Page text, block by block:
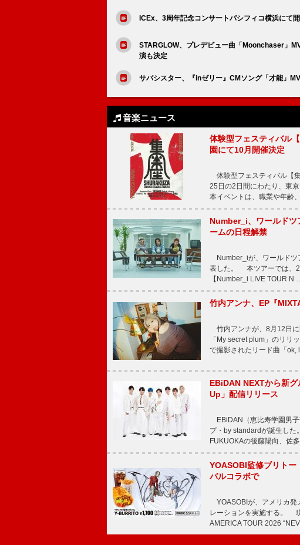
ICEx、3周年記念コンサートパシフィコ横浜にて
STARGLOW、プレデビュー曲「Moonchaser」
演も決定
サバシスター、『inゼリー』CMソング「才能」
音楽ニュース
体験型フェスティバル
園にて10月開催決定
体験型フェスティバル【
25日の2日間にわたり、東
本イベントは、職業や年齢
Number_i、ワールド
ームの日程解禁
Number_iが、ワールドツ
表した。 本ツアーでは、
【Number_i LIVE TOUR N
竹内アンナ、EP『
竹内アンナが、8月12日に
「My secret plum」のリ
で撮影されたリード曲「
EBiDAN NEXTから新
Up」配信リリース
EBiDAN（恵比寿学園男
プ・by standardが誕生し
FUKUOKAの後藤陽向、佐
YOASOBI監修ブリト
バルコラボで
YOASOBIが、アメリカ発
レーションを実施する。
AMERICA TOUR 2026